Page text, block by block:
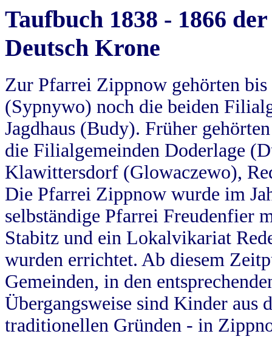
Taufbuch 1838 - 1866
Deutsch Krone
Zur Pfarrei Zippnow gehörten
(Sypnywo) noch die beiden
Jagdhaus (Budy). Früher
die Filialgemeinden Doderlage
Klawittersdorf (Glowaczewo),
Die Pfarrei Zippnow wurde im
selbständige Pfarrei Freudenfier
Stabitz und ein Lokalvikariat
wurden errichtet. Ab diesem
Gemeinden, in den
Übergangsweise sind Kinder aus
traditionellen Gründen - in